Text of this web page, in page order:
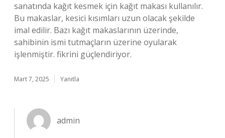
sanatında kağıt kesmek için kağıt makası kullanılır.
Bu makaslar, kesici kısımları uzun olacak şekilde
imal edilir. Bazı kağıt makaslarının üzerinde,
sahibinin ismi tutmaçların üzerine oyularak
işlenmiştir. fikrini güçlendiriyor.
Mart 7, 2025 Yanıtla
admin